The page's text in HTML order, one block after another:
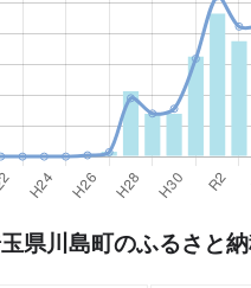
県川島町のふるさと